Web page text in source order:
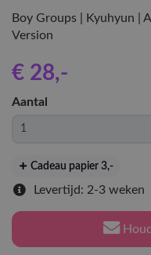
Boy Groups | Kyuhyun |
Version
€ 28,-
Aantal
Cadeau papier 3,-
Levertijd: 2-3 weken